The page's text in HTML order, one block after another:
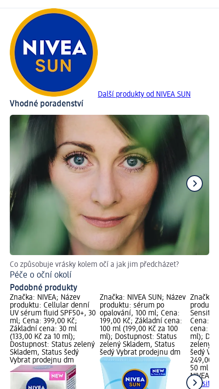
Další produkty od NIVEA SUN
Vhodné poradenství
Co způsobuje vrásky kolem očí a jak jim předcházet?
Péče o oční okolí
Podobné produkty
Značka: NIVEA; Název
produktu: Cellular denní
UV sérum fluid SPF50+, 30
ml; Cena: 399,00 Kč;
Základní cena: 30 ml
(133,00 Kč za 10 ml);
Dostupnost: Status zelený
Skladem, Status šedý
Vybrat prodejnu dm
Značka: NIVEA SUN; Název
produktu: sérum po
opalování, 100 ml; Cena:
199,00 Kč; Základní cena:
100 ml (199,00 Kč za 100
ml); Dostupnost: Status
zelený Skladem, Status
šedý Vybrat prodejnu dm
Značka:
Cena:
cena:
ml);
zelený
šedý
249,00
50 ml
NIVEA